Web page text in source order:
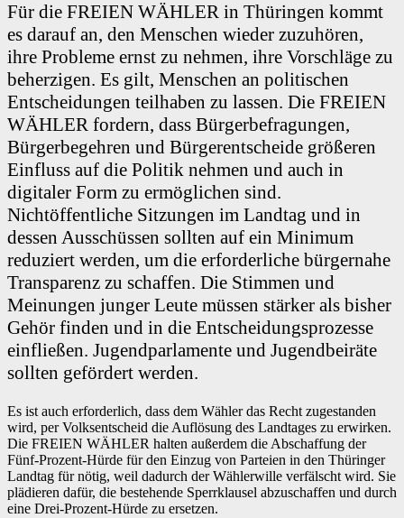
Für die FREIEN WÄHLER in Thüringen kommt
es darauf an, den Menschen wieder zuzuhören,
ihre Probleme ernst zu nehmen, ihre Vorschläge zu
beherzigen. Es gilt, Menschen an politischen
Entscheidungen teilhaben zu lassen. Die FREIEN
WÄHLER fordern, dass Bürgerbefragungen,
Bürgerbegehren und Bürgerentscheide größeren
Einfluss auf die Politik nehmen und auch in
digitaler Form zu ermöglichen sind.
Nichtöffentliche Sitzungen im Landtag und in
dessen Ausschüssen sollten auf ein Minimum
reduziert werden, um die erforderliche bürgernahe
Transparenz zu schaffen. Die Stimmen und
Meinungen junger Leute müssen stärker als bisher
Gehör finden und in die Entscheidungsprozesse
einfließen. Jugendparlamente und Jugendbeiräte
sollten gefördert werden.
Es ist auch erforderlich, dass dem Wähler das Recht zugestanden
wird, per Volksentscheid die Auflösung des Landtages zu erwirken.
Die FREIEN WÄHLER halten außerdem die Abschaffung der
Fünf-Prozent-Hürde für den Einzug von Parteien in den Thüringer
Landtag für nötig, weil dadurch der Wählerwille verfälscht wird. Sie
plädieren dafür, die bestehende Sperrklausel abzuschaffen und durch
eine Drei-Prozent-Hürde zu ersetzen.